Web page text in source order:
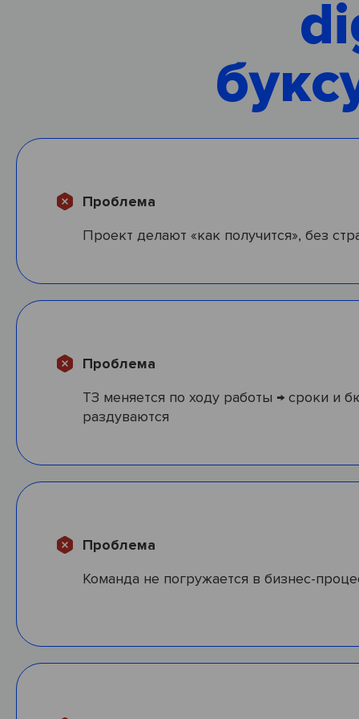
Проблема
Проект делают «как получится», без
Проблема
ТЗ меняется по ходу работы → сроки и
раздуваются
Проблема
Команда не погружается в бизнес-